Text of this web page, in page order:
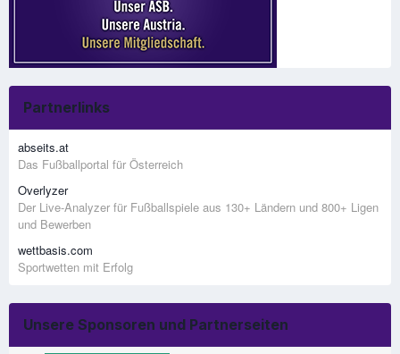
Partnerlinks
abseits.at
Das Fußballportal für Österreich
Overlyzer
Der Live-Analyzer für Fußballspiele aus 130+ Ländern und 800+ Ligen
und Bewerben
wettbasis.com
Sportwetten mit Erfolg
Unsere Sponsoren und Partnerseiten